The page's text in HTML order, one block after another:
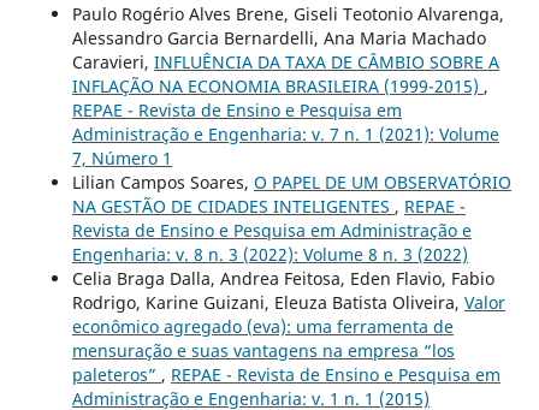
Paulo Rogério Alves Brene, Giseli Teotonio Alvarenga,
Alessandro Garcia Bernardelli, Ana Maria Machado
Caravieri, INFLUÊNCIA DA TAXA DE CÂMBIO SOBRE A
INFLAÇÃO NA ECONOMIA BRASILEIRA (1999-2015) ,
REPAE - Revista de Ensino e Pesquisa em
Administração e Engenharia: v. 7 n. 1 (2021): Volume
7, Número 1
Lilian Campos Soares, O PAPEL DE UM OBSERVATÓRIO
NA GESTÃO DE CIDADES INTELIGENTES , REPAE -
Revista de Ensino e Pesquisa em Administração e
Engenharia: v. 8 n. 3 (2022): Volume 8 n. 3 (2022)
Celia Braga Dalla, Andrea Feitosa, Eden Flavio, Fabio
Rodrigo, Karine Guizani, Eleuza Batista Oliveira, Valor
econômico agregado (eva): uma ferramenta de
mensuração e suas vantagens na empresa “los
paleteros” , REPAE - Revista de Ensino e Pesquisa em
Administração e Engenharia: v. 1 n. 1 (2015)